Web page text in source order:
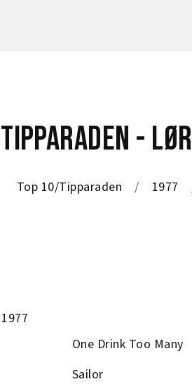
-
Top 10/Tipparaden 1977
One Drink Too Many
Sailor